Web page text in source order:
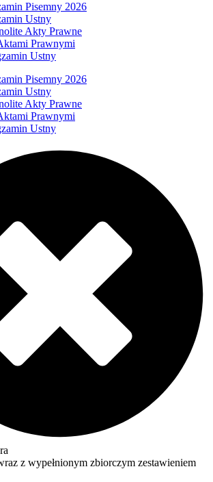
Pisemny 2026
Ustny
Akty Prawne
Prawnymi
Ustny
Pisemny 2026
Ustny
Akty Prawne
Prawnymi
Ustny
z wypełnionym zbiorczym zestawieniem